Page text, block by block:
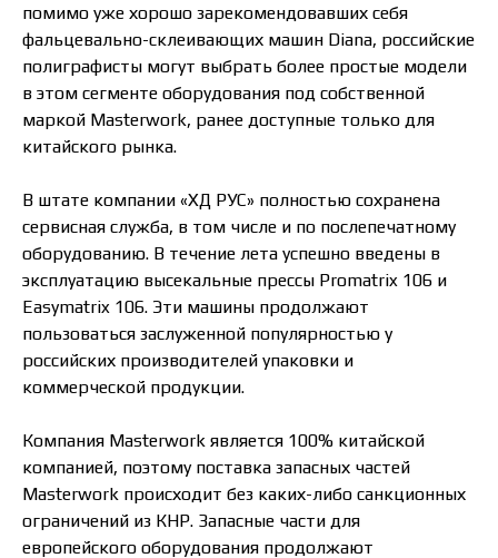
помимо уже хорошо зарекомендовавших себя
фальцевально-склеивающих машин Diana, российские
полиграфисты могут выбрать более простые модели
в этом сегменте оборудования под собственной
маркой Masterwork, ранее доступные только для
китайского рынка.
В штате компании «ХД РУС» полностью сохранена
сервисная служба, в том числе и по послепечатному
оборудованию. В течение лета успешно введены в
эксплуатацию высекальные прессы Promatrix 106 и
Easymatrix 106. Эти машины продолжают
пользоваться заслуженной популярностью у
российских производителей упаковки и
коммерческой продукции.
Компания Masterwork является 100% китайской
компанией, поэтому поставка запасных частей
Masterwork происходит без каких-либо санкционных
ограничений из КНР. Запасные части для
европейского оборудования продолжают